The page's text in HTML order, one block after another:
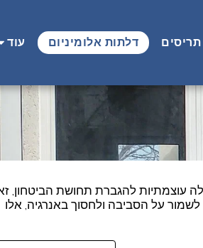
תריסים דלתות אלומיניום עוד
עוצמתיות להגברת תחושת הביטחון,
על הסביבה ולחסוך באנרגיה, אלו